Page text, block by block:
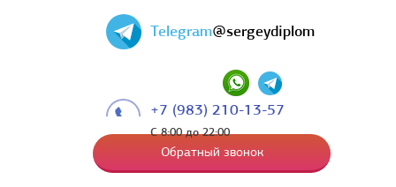
Telegram@sergeydiplom
+7 (983) 210-13-57
С 8:00 до 22:00
Обратный звонок